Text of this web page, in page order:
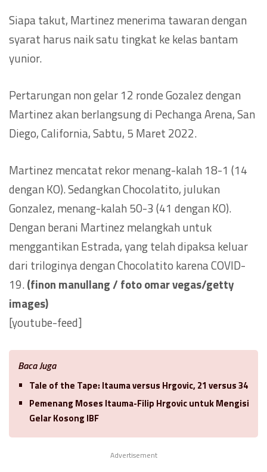
Siapa takut, Martinez menerima tawaran dengan
syarat harus naik satu tingkat ke kelas bantam
yunior.
Pertarungan non gelar 12 ronde Gozalez dengan
Martinez akan berlangsung di Pechanga Arena, San
Diego, California, Sabtu, 5 Maret 2022.
Martinez mencatat rekor menang-kalah 18-1 (14
dengan KO). Sedangkan Chocolatito, julukan
Gonzalez, menang-kalah 50-3 (41 dengan KO).
Dengan berani Martinez melangkah untuk
menggantikan Estrada, yang telah dipaksa keluar
dari triloginya dengan Chocolatito karena COVID-
19.(finon manullang / foto omar vegas/getty
images)
[youtube-feed]
Baca Juga
Tale of the Tape: Itauma versus Hrgovic, 21 versus 34
Pemenang Moses Itauma-Filip Hrgovic untuk Mengisi
Gelar Kosong IBF
Advertisement